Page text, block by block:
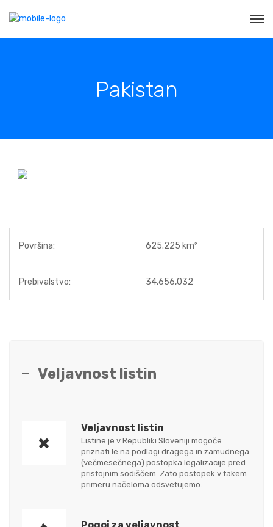
Pakistan
Površina: 625.225 km²
Prebivalstvo: 34,656,032
Veljavnost listin
Veljavnost listin
Listine je v Republiki Sloveniji mogoče
priznati le na podlagi dragega in zamudnega
(večmesečnega) postopka legalizacije pred
pristojnim sodiščem. Zato postopek v takem
primeru načeloma odsvetujemo.